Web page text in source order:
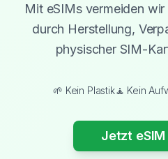
Mit eSIMs vermeiden
durch Herstellung,
physischer SIM-
🌱 Kein Plastik🧘 Kein
Jetzt